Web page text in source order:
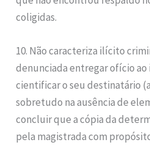
coligidas.
10. Não caracteriza ilícito
denunciada entregar ofício ao
cientificar o seu destinatário
sobretudo na ausência de
concluir que a cópia da
pela magistrada com